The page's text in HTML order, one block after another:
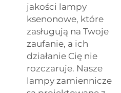
jakości lampy
ksenonowe, które
zasługują na Twoje
zaufanie, a ich
działanie Cię nie
rozczaruje. Nasze
lampy zamiennicze